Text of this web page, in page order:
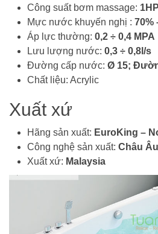
Công suất bơm massage: 1HP
Mực nước khuyến nghị : 70%
Áp lực thường: 0,2 ÷ 0,4 MPA
Lưu lượng nước: 0,3 ÷ 0,8l/s
Đường cấp nước: Ø 15;
Chất liệu: Acrylic
Xuất xứ
Hãng sản xuất: EuroKing –
Công nghệ sản xuất: Châu Âu
Xuất xứ: Malaysia